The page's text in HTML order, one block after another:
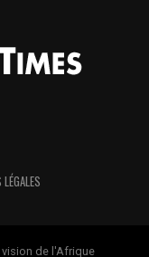
vision de l'Afrique